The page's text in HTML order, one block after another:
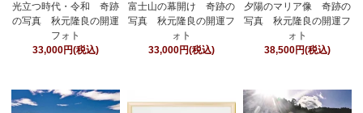
光立つ時代・令和 奇跡
の写真 秋元隆良の開運
フォト
33,000円(税込)
富士山の幕開け 奇跡の
写真 秋元隆良の開運フ
ォト
33,000円(税込)
夕陽のマリア像 奇跡の
写真 秋元隆良の開運フ
ォト
38,500円(税込)